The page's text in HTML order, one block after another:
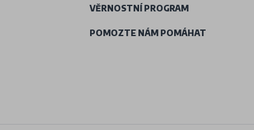
VĚRNOSTNÍ PROGRAM
POMOZTE NÁM POMÁHAT